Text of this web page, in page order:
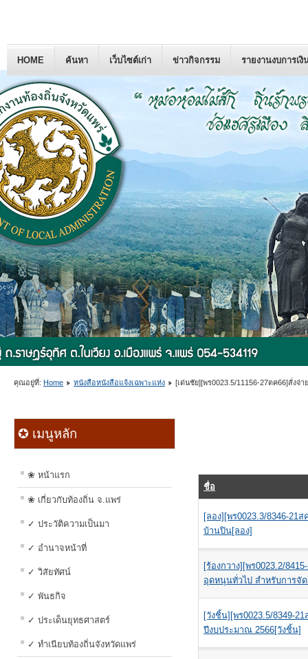
HOME ค้นหา เว็บไซต์เก่า ข่าวกิจกรรม รายงานงบการเงิ
คุณอยู่ที่: Home หนังสือหนังสือแจ้งเฉพาะแห่ง [เด่นชัย][พร0023.5/11156-27ตค66]สั่ง
✪ เมนูหลัก
❀ หน้าแรก
❀ เกี่ยวกับท้องถิ่น จ.แพร่
✓ ประวัติความเป็นมา
✓ อำนาจหน้าที่
✓ วิสัยทัศน์
✓ พันธกิจ
✓ ประเด็นยุทธศาสตร์
✓ ทำเนียบท้องถิ่นจังหวัดแพร่
ชื่อ
[ลอง][พร0023.3/8346-21
บ้านปิน[ลอง]
[ร้องกวาง][พร0023.2/
อุดหนุนทั่วไป สำหรับการจั
[วังชิ้น][พร0023.5/8349-
ปีงบประมาณ 2566[วังชิ้น]